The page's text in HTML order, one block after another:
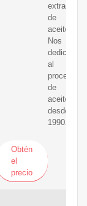
extracción
de
aceite.
Nos
dedicamos
al
de
aceite
desde
1990.
Obtén
el
precio